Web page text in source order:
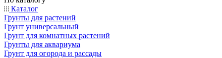
Каталог
Грунты для растений
Грунт универсальный
Грунт для комнатных растений
Грунты для аквариума
Грунт для огорода и рассады